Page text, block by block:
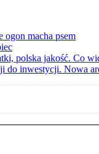
ogon macha psem
polska jakość. Co
do inwestycji. Nowa